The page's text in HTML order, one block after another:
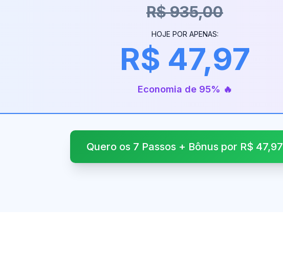
R$ 935,00
HOJE POR APENAS:
R$ 47,97
Economia de 95% 🔥
Quero os 7 Passos + Bônus por R$ 47,97